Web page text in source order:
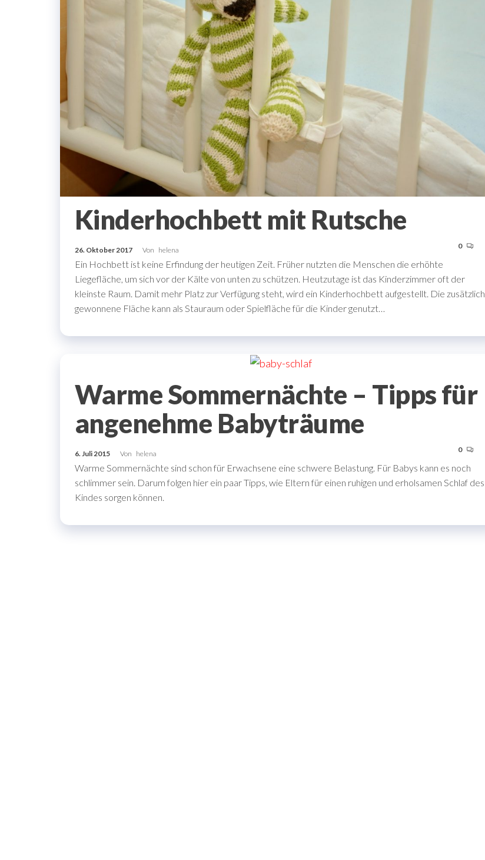
Kinderhochbett mit Rutsche
26. Oktober 2017 Von helena 0
Ein Hochbett ist keine Erfindung der heutigen Zeit. Früher nutzten die Menschen die erhöhte
Liegefläche, um sich vor der Kälte von unten zu schützen. Heutzutage ist das Kinderzimmer oft der
kleinste Raum. Damit mehr Platz zur Verfügung steht, wird ein Kinderhochbett aufgestellt. Die zusätzlich
gewonnene Fläche kann als Stauraum oder Spielfläche für die Kinder genutzt…
Warme Sommernächte – Tipps für
angenehme Babyträume
6. Juli 2015 Von helena 0
Warme Sommernächte sind schon für Erwachsene eine schwere Belastung. Für Babys kann es noch
schlimmer sein. Darum folgen hier ein paar Tipps, wie Eltern für einen ruhigen und erholsamen Schlaf des
Kindes sorgen können.